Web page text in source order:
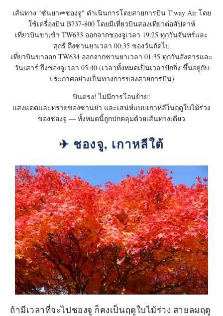
เส้นทาง "ซันยา⇌ชองจู" ดําเนินการโดยสายการบิน T'way Air โดย
ใช้เครื่องบิน B737-800 โดยมีเที่ยวบินสองเที่ยวต่อสัปดาห์
เที่ยวบินขาเข้า TW633 ออกจากชองจูเวลา 19:25 ทุกวันจันทร์และ
ศุกร์ ถึงซานยาเวลา 00:35 ของวันถัดไป
เที่ยวบินขาออก TW634 ออกจากซานยาเวลา 01:35 ทุกวันอังคารและ
วันเสาร์ ถึงชองจูเวลา 05:40 (เวลาทั้งหมดเป็นเวลาปักกิ่ง ขึ้นอยู่กับ
ประกาศอย่างเป็นทางการของสายการบิน)
บินตรง! ไม่มีการโอนย้าย!
แสงแดดและทรายของซานย่า และเสน่ห์แบบเกาหลีในฤดูใบไม้ร่วง
ของชองจู — ทั้งหมดนี้ถูกปกคลุมด้วยเส้นทางเดียว
✈ ชองจู, เกาหลีใต้
ถ้ามีเวลาที่จะไปชองจู ก็คงเป็นฤดูใบไม้ร่วง สายลมฤดู